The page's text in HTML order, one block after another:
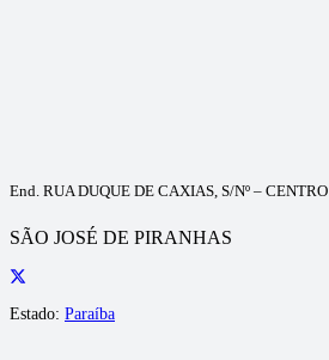
End. RUA DUQUE DE CAXIAS, S/Nº – CENTRO
SÃO JOSÉ DE PIRANHAS
Estado: Paraíba